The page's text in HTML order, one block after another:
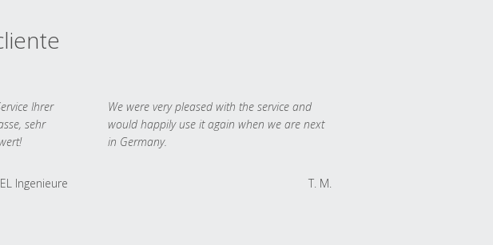
Ihrer
sehr
Ingenieure
We were very pleased with the service and
would happily use it again when we are next
in Germany.
T. M.